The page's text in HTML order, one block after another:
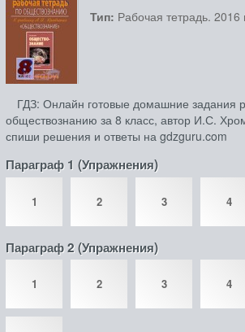
Тип: Рабочая тетрадь. 2016
ГДЗ: Онлайн готовые домашние задания
обществознанию за 8 класс, автор И.С.
спиши решения и ответы на gdzguru.com
Параграф 1 (Упражнения)
1 2 3 4
Параграф 2 (Упражнения)
1 2 3 4